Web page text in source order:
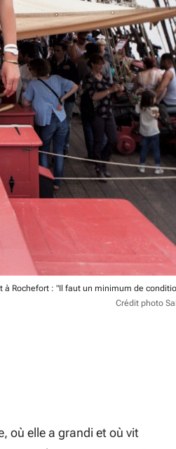
Rochefort : "Il faut un minimum de
Crédit photo
où elle a grandi et où vit